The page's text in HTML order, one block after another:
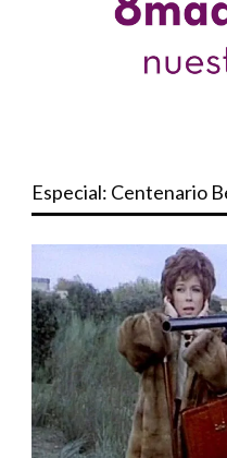
Especial: Centenario